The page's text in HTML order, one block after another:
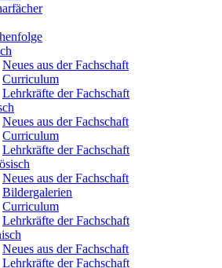
Neues aus der Fachschaft
Curriculum
Lehrkräfte der Fachschaft
Neues aus der Fachschaft
Curriculum
Lehrkräfte der Fachschaft
Neues aus der Fachschaft
Bildergalerien
Curriculum
Lehrkräfte der Fachschaft
Neues aus der Fachschaft
Lehrkräfte der Fachschaft